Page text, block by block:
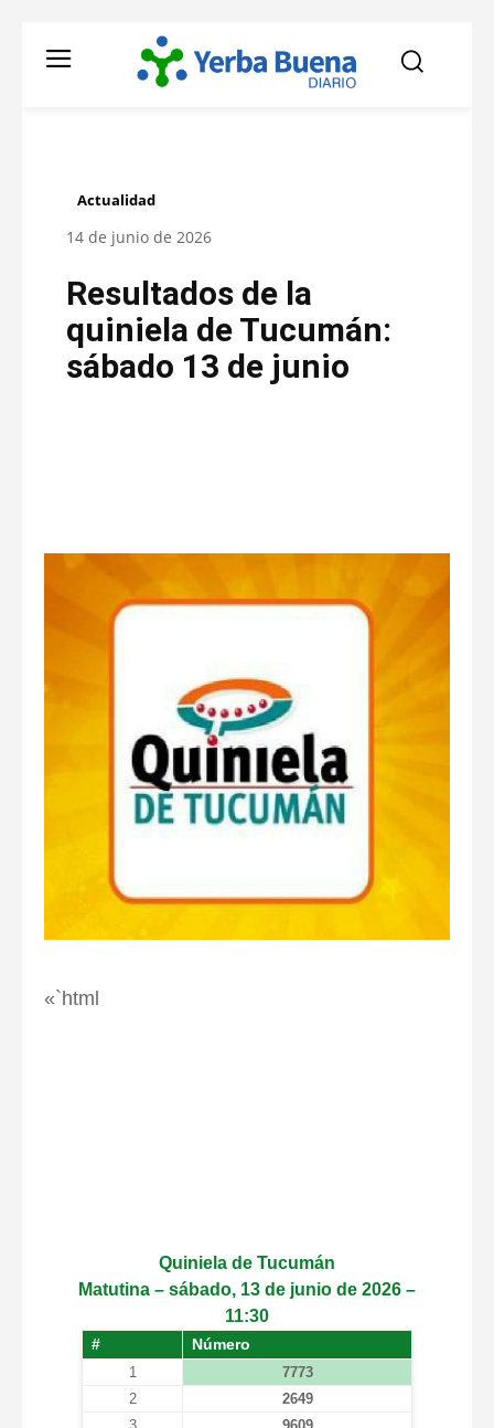
Actualidad
14 de junio de 2026
Resultados de la
quiniela de Tucumán:
sábado 13 de junio
«`html
Quiniela de Tucumán
Matutina – sábado, 13 de junio de 2026 –
11:30
# Número
1
7773
2
2649